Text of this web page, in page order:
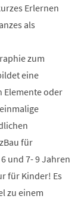
Erlernen
als
zum
eine
Elemente oder
für
und 7- 9 Jahren
für Kinder! Es
zu einem